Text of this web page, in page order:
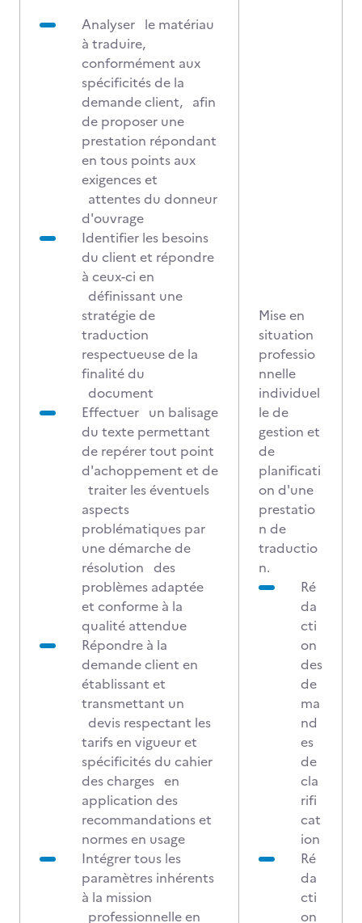
Analyser le matériau
à traduire,
conformément aux
spécificités de la
demande client, afin
de proposer une
prestation répondant
en tous points aux
exigences et
attentes du donneur
d'ouvrage
Identifier les besoins
du client et répondre
à ceux-ci en
définissant une
stratégie de
traduction
respectueuse de la
finalité du
document
Effectuer un balisage
du texte permettant
de repérer tout point
d'achoppement et de
traiter les éventuels
aspects
problématiques par
une démarche de
résolution des
problèmes adaptée
et conforme à la
qualité attendue
Répondre à la
demande client en
établissant et
transmettant un
devis respectant les
tarifs en vigueur et
spécificités du cahier
des charges en
application des
recommandations et
normes en usage
Intégrer tous les
paramètres inhérents
à la mission
professionnelle en
Mise en
situation
professio
nnelle
individuel
le de
gestion et
de
planificati
on d'une
prestatio
n de
traductio
n.
Ré
da
cti
on
des
de
ma
nd
es
de
cla
rifi
cat
ion
Ré
da
cti
on